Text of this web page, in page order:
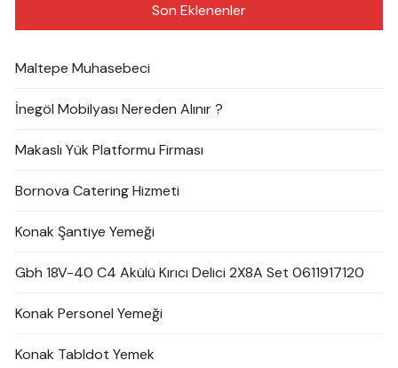
Son Eklenenler
Maltepe Muhasebeci
İnegöl Mobilyası Nereden Alınır ?
Makaslı Yük Platformu Firması
Bornova Catering Hizmeti
Konak Şantiye Yemeği
Gbh 18V-40 C4 Akülü Kırıcı Delici 2X8A Set 0611917120
Konak Personel Yemeği
Konak Tabldot Yemek